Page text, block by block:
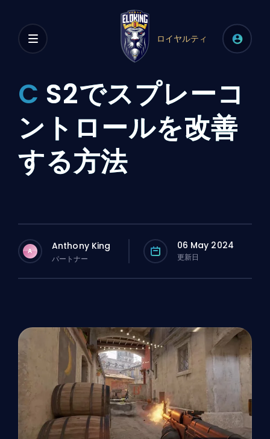
ロイヤルティ
C S2でスプレーコ
ントロールを改善
する方法
A Anthony King
パートナー
06 May 2024
更新日